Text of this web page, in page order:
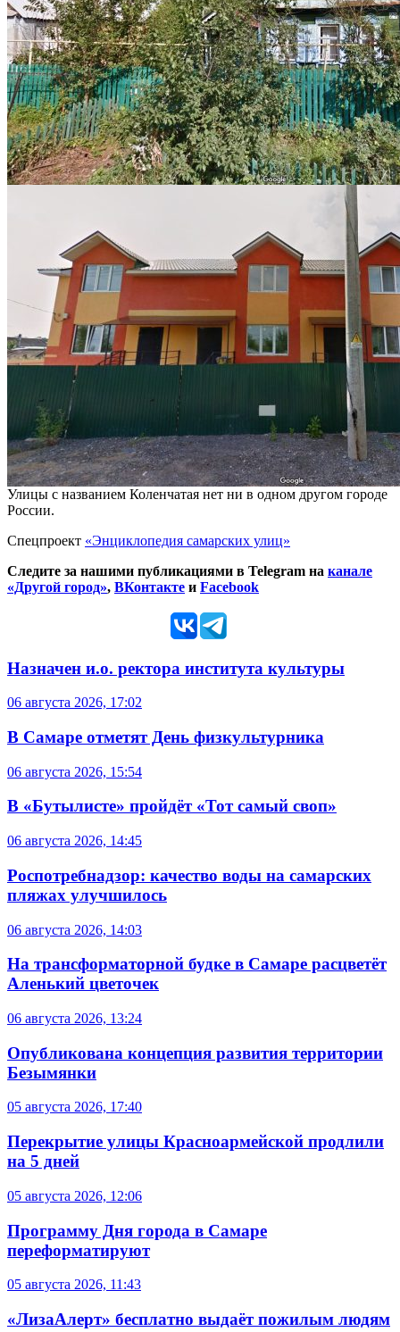
Улицы с названием Коленчатая нет ни в одном другом городе
России.
Спецпроект «Энциклопедия самарских улиц»
Следите за нашими публикациями в Telegram на канале
«Другой город», ВКонтакте и Facebook
Назначен и.о. ректора института культуры
06 августа 2026, 17:02
В Самаре отметят День физкультурника
06 августа 2026, 15:54
В «Бутылисте» пройдёт «Тот самый своп»
06 августа 2026, 14:45
Роспотребнадзор: качество воды на самарских
пляжах улучшилось
06 августа 2026, 14:03
На трансформаторной будке в Самаре расцветёт
Аленький цветочек
06 августа 2026, 13:24
Опубликована концепция развития территории
Безымянки
05 августа 2026, 17:40
Перекрытие улицы Красноармейской продлили
на 5 дней
05 августа 2026, 12:06
Программу Дня города в Самаре
переформатируют
05 августа 2026, 11:43
«ЛизаАлерт» бесплатно выдаёт пожилым людям